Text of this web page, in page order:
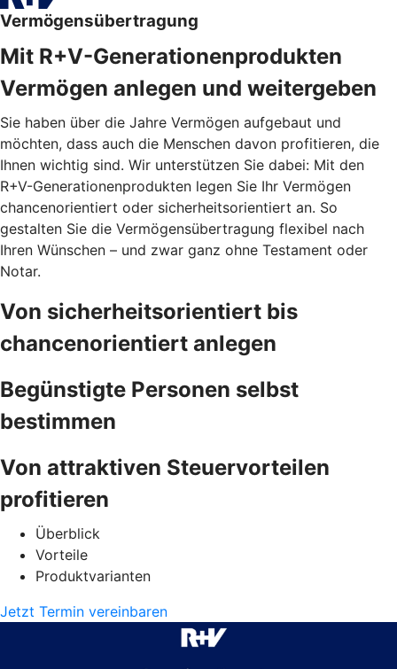
Vermögensübertragung
Mit R+V-Generationenprodukten
Vermögen anlegen und weitergeben
Sie haben über die Jahre Vermögen aufgebaut und
möchten, dass auch die Menschen davon profitieren, die
Ihnen wichtig sind. Wir unterstützen Sie dabei: Mit den
R+V-Generationenprodukten legen Sie Ihr Vermögen
chancenorientiert oder sicherheitsorientiert an. So
gestalten Sie die Vermögensübertragung flexibel nach
Ihren Wünschen – und zwar ganz ohne Testament oder
Notar.
Von sicherheitsorientiert bis
chancenorientiert anlegen
Begünstigte Personen selbst
bestimmen
Von attraktiven Steuervorteilen
profitieren
Überblick
Vorteile
Produktvarianten
Jetzt Termin vereinbaren